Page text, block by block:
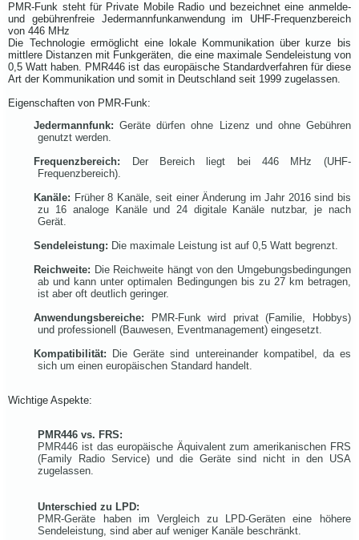
PMR-Funk steht für Private Mobile Radio und bezeichnet eine anmelde-
und gebührenfreie Jedermannfunkanwendung im UHF-Frequenzbereich
von 446 MHz
Die Technologie ermöglicht eine lokale Kommunikation über kurze bis
mittlere Distanzen mit Funkgeräten, die eine maximale Sendeleistung von
0,5 Watt haben. PMR446 ist das europäische Standardverfahren für diese
Art der Kommunikation und somit in Deutschland seit 1999 zugelassen.
Eigenschaften von PMR-Funk:
Jedermannfunk: Geräte dürfen ohne Lizenz und ohne Gebühren
genutzt werden.
Frequenzbereich: Der Bereich liegt bei 446 MHz (UHF-
Frequenzbereich).
Kanäle: Früher 8 Kanäle, seit einer Änderung im Jahr 2016 sind bis
zu 16 analoge Kanäle und 24 digitale Kanäle nutzbar, je nach
Gerät.
Sendeleistung: Die maximale Leistung ist auf 0,5 Watt begrenzt.
Reichweite: Die Reichweite hängt von den Umgebungsbedingungen
ab und kann unter optimalen Bedingungen bis zu 27 km betragen,
ist aber oft deutlich geringer.
Anwendungsbereiche: PMR-Funk wird privat (Familie, Hobbys)
und professionell (Bauwesen, Eventmanagement) eingesetzt.
Kompatibilität: Die Geräte sind untereinander kompatibel, da es
sich um einen europäischen Standard handelt.
Wichtige Aspekte:
PMR446 vs. FRS:
PMR446 ist das europäische Äquivalent zum amerikanischen FRS
(Family Radio Service) und die Geräte sind nicht in den USA
zugelassen.
Unterschied zu LPD:
PMR-Geräte haben im Vergleich zu LPD-Geräten eine höhere
Sendeleistung, sind aber auf weniger Kanäle beschränkt.